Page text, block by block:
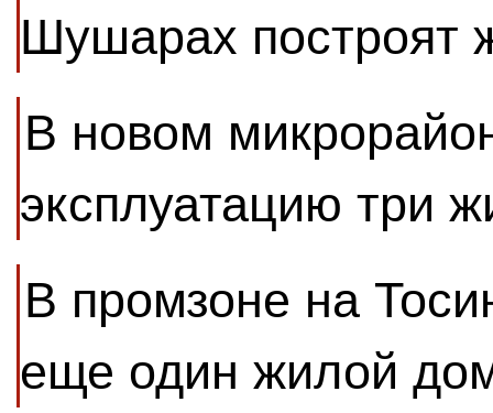
Шушарах построят
В новом
эксплуатацию три
В промзоне на
еще один жилой